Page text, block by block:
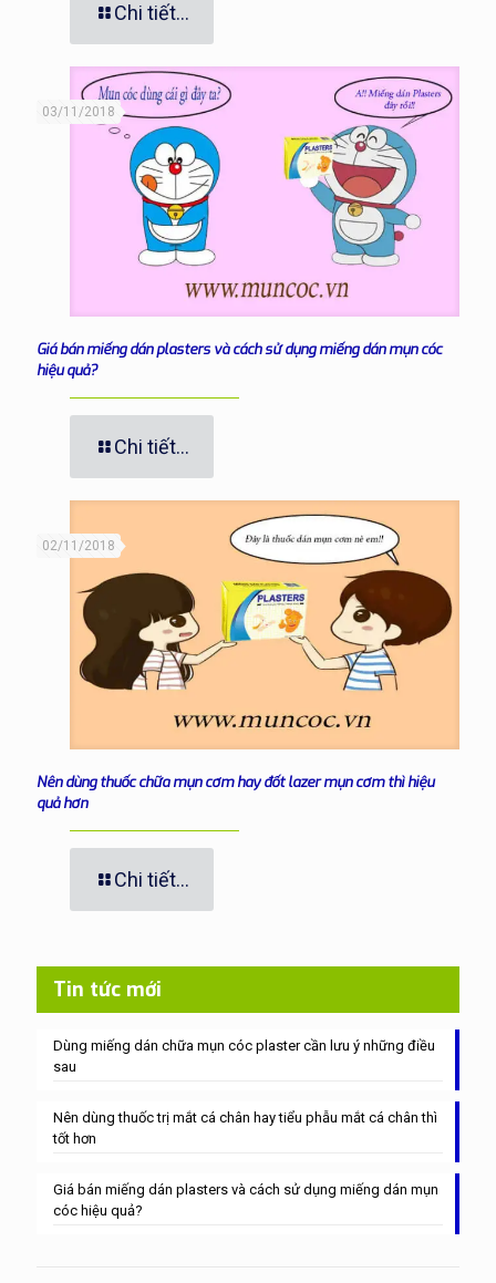
Chi tiết...
03/11/2018
Giá bán miếng dán plasters và cách sử dụng miếng dán mụn cóc
hiệu quả?
Chi tiết...
02/11/2018
Nên dùng thuốc chữa mụn cơm hay đốt lazer mụn cơm thì hiệu
quả hơn
Chi tiết...
Tin tức mới
Dùng miếng dán chữa mụn cóc plaster cần lưu ý những điều
sau
Nên dùng thuốc trị mắt cá chân hay tiểu phẫu mắt cá chân thì
tốt hơn
Giá bán miếng dán plasters và cách sử dụng miếng dán mụn
cóc hiệu quả?